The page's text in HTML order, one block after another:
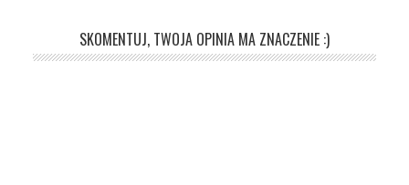
SKOMENTUJ, TWOJA OPINIA MA ZNACZENIE :)